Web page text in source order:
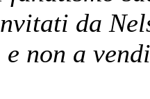
da
non a